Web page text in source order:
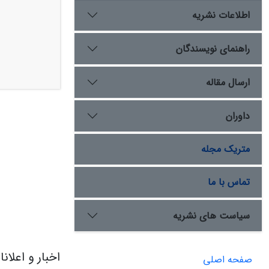
اطلاعات نشریه
راهنمای نویسندگان
ارسال مقاله
داوران
متریک مجله
تماس با ما
سیاست های نشریه
صفحه اصلی اخبار و